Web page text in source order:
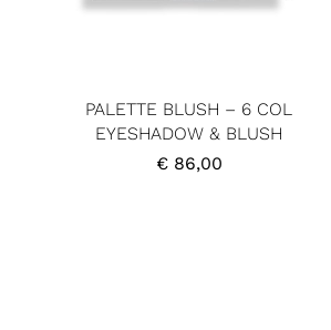
PALETTE BLUSH – 6 COL
EYESHADOW & BLUSH
€86,00